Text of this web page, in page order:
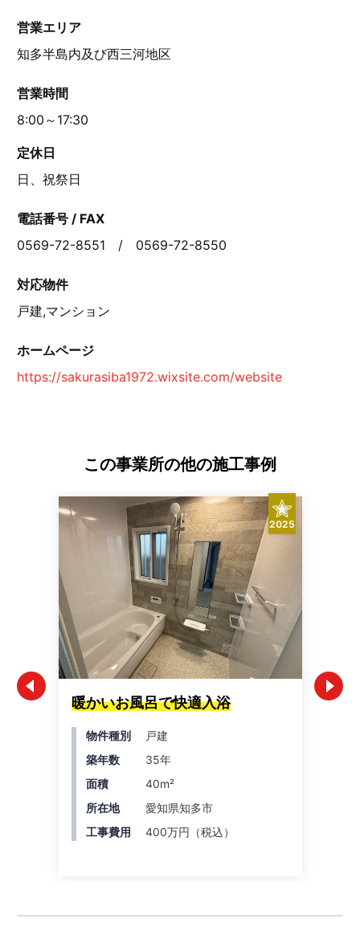
営業エリア
知多半島内及び西三河地区
営業時間
8:00～17:30
定休日
日、祝祭日
電話番号 / FAX
0569-72-8551 / 0569-72-8550
対応物件
戸建,マンション
ホームページ
https://sakurasiba1972.wixsite.com/website
この事業所の他の施工事例
2025
暖かいお風呂で快適入浴
物件種別
戸建
築年数
35年
面積
40m²
所在地
愛知県知多市
工事費用
400万円（税込）